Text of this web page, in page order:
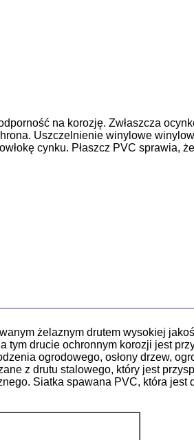
na korozję. Zwłaszcza
Uszczelnienie winylowe
cynku. Płaszcz PVC sprawia,
żelaznym drutem wysokiej
tym drucie ochronnym korozji jest
ogrodowego, osłony drzew,
z drutu stalowego, który jest
Siatka spawana PVC, która